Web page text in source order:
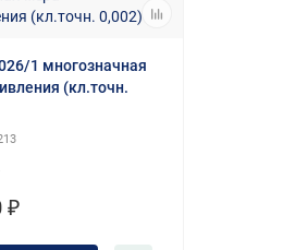
1 многозначная
(кл.точн.
₽